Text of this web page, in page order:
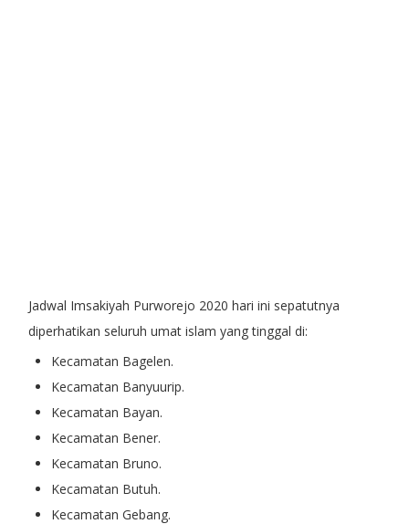
Jadwal Imsakiyah Purworejo 2020 hari ini sepatutnya
diperhatikan seluruh umat islam yang tinggal di:
Kecamatan Bagelen.
Kecamatan Banyuurip.
Kecamatan Bayan.
Kecamatan Bener.
Kecamatan Bruno.
Kecamatan Butuh.
Kecamatan Gebang.